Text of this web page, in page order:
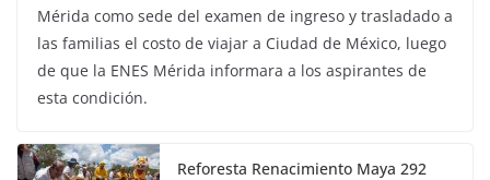
Mérida como sede del examen de ingreso y trasladado a
las familias el costo de viajar a Ciudad de México, luego
de que la ENES Mérida informara a los aspirantes de
esta condición.
Reforesta Renacimiento Maya 292